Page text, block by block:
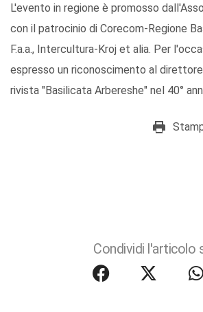
L'evento in regione è promosso
con il patrocinio di Corecom-Regione
F.a.a., Intercultura-Kroj et alia. Per
espresso un riconoscimento al
rivista "Basilicata Arbereshe" nel 40°
Condividi l'articolo